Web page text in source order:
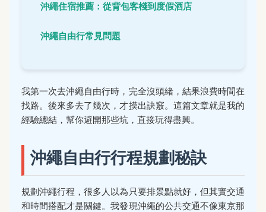
沖繩住宿推薦：從背包客棧到度假酒店
沖繩自由行常見問題
我第一次去沖繩自由行時，完全沒頭緒，結果浪費時間在
找路。後來多去了幾次，才摸出訣竅。這篇文章就是我的
經驗總結，幫你避開那些坑，直接玩得盡興。
沖繩自由行行程規劃秘訣
規劃沖繩行程，很多人以為只要排景點就好，但其實交通
和時間搭配才是關鍵。我發現沖繩的公共交通不像東京那